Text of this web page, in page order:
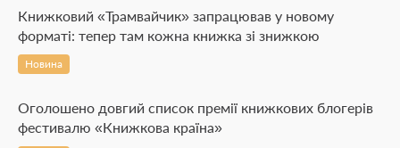
Книжковий «Трамвайчик» запрацював у новому
форматі: тепер там кожна книжка зі знижкою
Новина
Оголошено довгий список премії книжкових блогерів
фестивалю «Книжкова країна»